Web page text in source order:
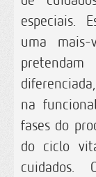
especiais.
uma
na
fases do
do ciclo